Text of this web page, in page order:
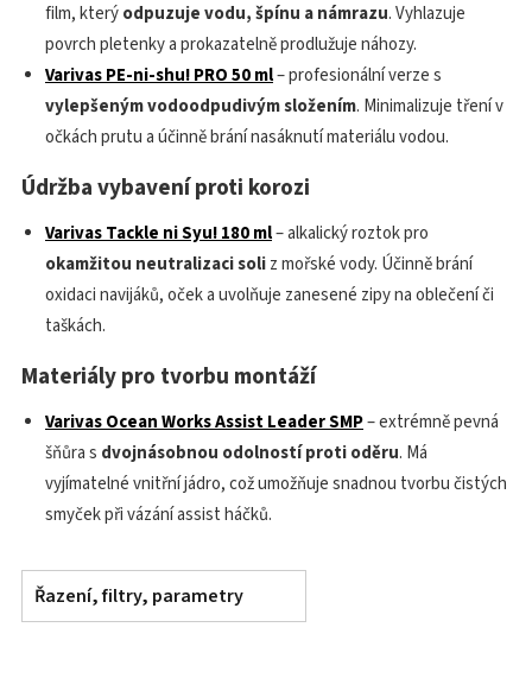
film, kterýodpuzuje vodu, špínu a námrazu. Vyhlazuje
povrch pletenky a prokazatelně prodlužuje náhozy.
Varivas PE-ni-shu! PRO 50 ml– profesionální verze s
vylepšeným vodoodpudivým složením. Minimalizuje tření v
očkách prutu a účinně brání nasáknutí materiálu vodou.
Údržba vybavení proti korozi
Varivas Tackle ni Syu! 180 ml– alkalický roztok pro
okamžitou neutralizaci soliz mořské vody. Účinně brání
oxidaci navijáků, oček a uvolňuje zanesené zipy na oblečení či
taškách.
Materiály pro tvorbu montáží
Varivas Ocean Works Assist Leader SMP– extrémně pevná
šňůra s dvojnásobnou odolností proti oděru. Má
vyjímatelné vnitřní jádro, což umožňuje snadnou tvorbu čistých
smyček při vázání assist háčků.
Řazení, filtry, parametry